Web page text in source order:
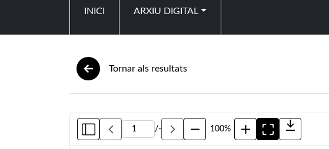
INICI ARXIU DIGITAL
Tornar als resultats
/- 100%